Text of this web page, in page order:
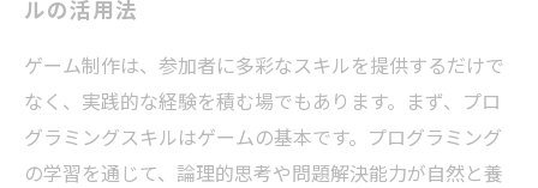
ルの活用法
ゲーム制作は、参加者に多彩なスキルを提供するだけで
なく、実践的な経験を積む場でもあります。まず、プロ
グラミングスキルはゲームの基本です。プログラミング
の学習を通じて、論理的思考や問題解決能力が自然と養